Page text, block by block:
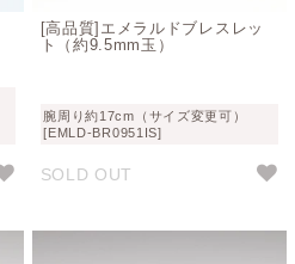
[高品質]エメラルドブレスレッ
ト（約9.5mm玉）
腕周り約17cm（サイズ変更可）
[EMLD-BR0951IS]
SOLD OUT